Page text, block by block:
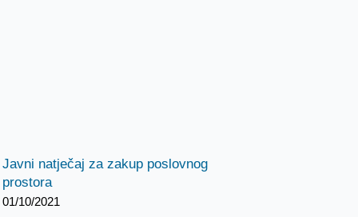
Javni natječaj za zakup poslovnog
prostora
01/10/2021